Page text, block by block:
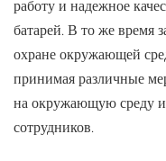
работу и надежное
батарей. В то же время
охране окружающей
принимая различные
на окружающую среду и
сотрудников.